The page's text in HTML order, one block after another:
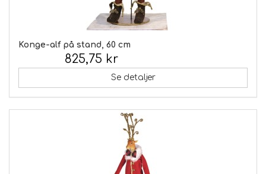
Konge-alf på stand, 60 cm
825,75 kr
Se detaljer